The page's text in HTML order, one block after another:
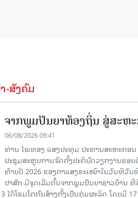
-ສັງຄົມ
ຈາກພູມປັນຍາທ້ອງຖິ່ນ ສູ່ສະຫ
06/08/2026 09:41
ທ່ານ ໄພທອງ ແສງປະທຸມ ປະທານສະຫະກອ
ປະຊຸມສະຫຼຸບການຈັດຕັ້ງປະຕິບັດວຽກງານຮອ
ທ້າຍປີ 2026 ຂອງຕາແສງຂະເໝົາໃນວັນທີວັນ
ປາສັກ ມີຈຸດເລີ່ມຕົ້ນຈາກພູມປັນຍາຊາວບ້ານ
ໄດ້ໂຮມໂຕກັນສ້າງຕັ້ງເປັນກຸ່ມຜະລິດ ໂດຍມີ